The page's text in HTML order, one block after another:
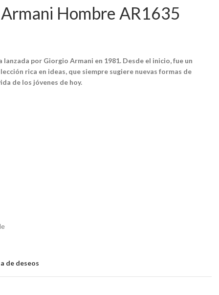
Hombre AR1635
por Giorgio Armani en 1981. Desde el inicio, fue un
rica en ideas, que siempre sugiere nuevas formas de
de los jóvenes de hoy.
de deseos